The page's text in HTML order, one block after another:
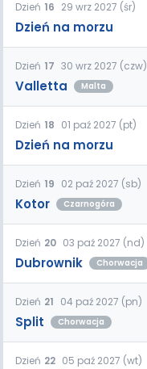
Dzień 16 29 wrz 2027 (śr)
Dzień na morzu
Dzień 17 30 wrz 2027 (czw)
Valletta Malta
Dzień 18 01 paź 2027 (pt)
Dzień na morzu
Dzień 19 02 paź 2027 (sb)
Kotor Czarnogóra
Dzień 20 03 paź 2027 (nd)
Dubrownik Chorwacja
Dzień 21 04 paź 2027 (pn)
Split Chorwacja
Dzień 22 05 paź 2027 (wt)